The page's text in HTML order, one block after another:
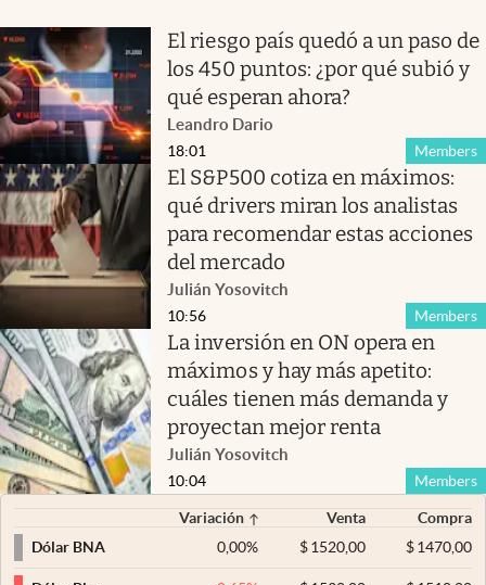
El riesgo país quedó a un paso de
los 450 puntos: ¿por qué subió y
qué esperan ahora?
Leandro Dario
Members
18:01
El S&P500 cotiza en máximos:
qué drivers miran los analistas
para recomendar estas acciones
del mercado
Julián Yosovitch
Members
10:56
La inversión en ON opera en
máximos y hay más apetito:
cuáles tienen más demanda y
proyectan mejor renta
Julián Yosovitch
Members
10:04
Variación Venta
Compra
Dólar BNA
0,00% $ 1520,00 $1470,00